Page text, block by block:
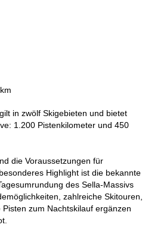
in zwölf Skigebieten und bietet
1.200 Pistenkilometer und 450
die Voraussetzungen für
Highlight ist die bekannte
des Sella-Massivs
zahlreiche Skitouren,
zum Nachtskilauf ergänzen